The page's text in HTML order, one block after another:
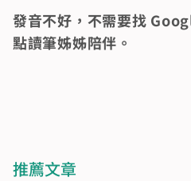
發音不好，不需要找
點讀筆姊姊陪伴。
推薦文章